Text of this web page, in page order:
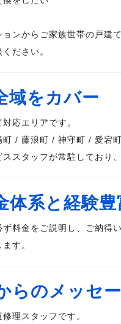
ンからご家族世帯の戸建
ださい。
域をカバー
応エリアです。
町 / 藤浪町 / 神守町 / 愛宕
スタッフが常駐しており
体系と経験
料金をご説明し、ご納得
す。
らのメッセ
理スタッフです。